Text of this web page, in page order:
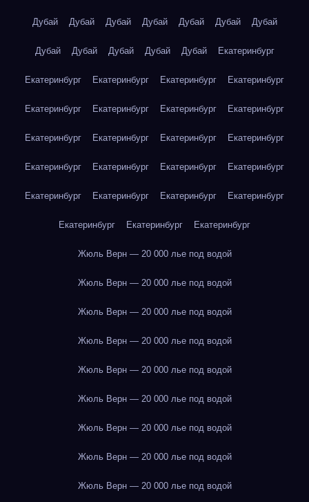
Дубай Дубай Дубай Дубай Дубай Дубай Дубай
Дубай Дубай Дубай Дубай Дубай Екатеринбург
Екатеринбург Екатеринбург Екатеринбург Екатеринбург
Екатеринбург Екатеринбург Екатеринбург Екатеринбург
Екатеринбург Екатеринбург Екатеринбург Екатеринбург
Екатеринбург Екатеринбург Екатеринбург Екатеринбург
Екатеринбург Екатеринбург Екатеринбург Екатеринбург
Екатеринбург Екатеринбург Екатеринбург
Жюль Верн — 20 000 лье под водой
Жюль Верн — 20 000 лье под водой
Жюль Верн — 20 000 лье под водой
Жюль Верн — 20 000 лье под водой
Жюль Верн — 20 000 лье под водой
Жюль Верн — 20 000 лье под водой
Жюль Верн — 20 000 лье под водой
Жюль Верн — 20 000 лье под водой
Жюль Верн — 20 000 лье под водой